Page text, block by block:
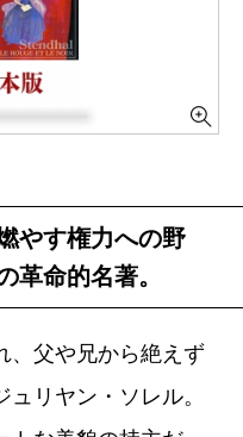
やす権力への野
革命的名著。
、父や兄から絶えず
リヤン・ソレル。